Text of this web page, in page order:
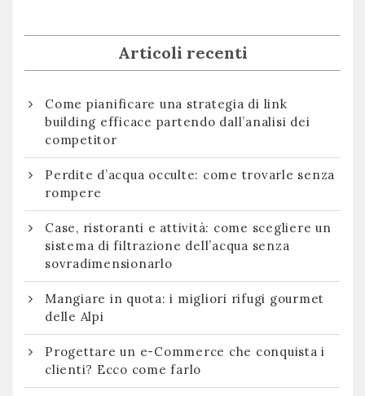
Articoli recenti
Come pianificare una strategia di link
building efficace partendo dall’analisi dei
competitor
Perdite d’acqua occulte: come trovarle senza
rompere
Case, ristoranti e attività: come scegliere un
sistema di filtrazione dell’acqua senza
sovradimensionarlo
Mangiare in quota: i migliori rifugi gourmet
delle Alpi
Progettare un e-Commerce che conquista i
clienti? Ecco come farlo